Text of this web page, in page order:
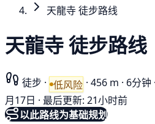
天龍寺 徒步路线
天龍寺 徒步路线
徒步 · 低风险 · 456 m · 6分钟 ·
月17日 · 最后更新: 21小时前
以此路线为基础规划